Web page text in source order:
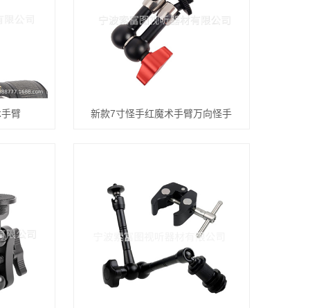
臂 新款7寸怪手红魔术手臂万向怪手